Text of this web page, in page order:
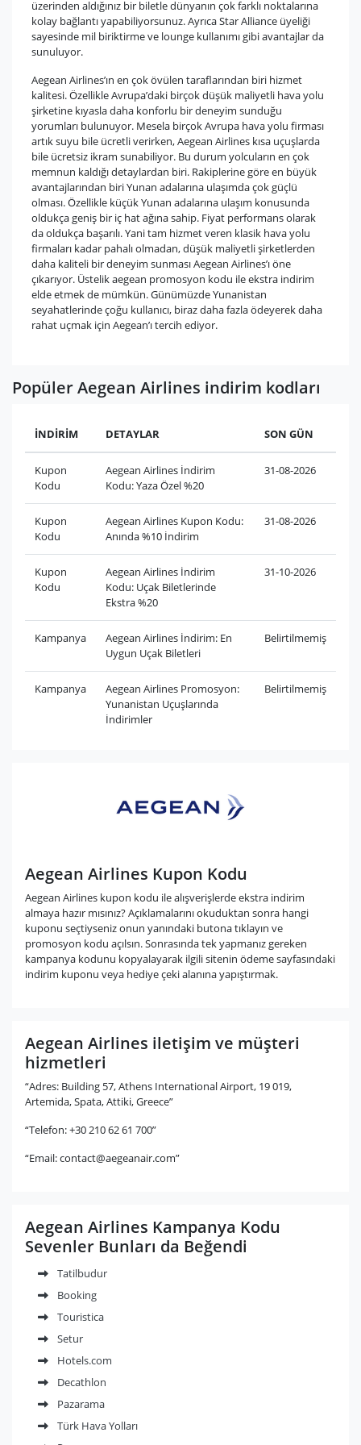
üzerinden aldığınız bir biletle dünyanın çok farklı noktalarına
kolay bağlantı yapabiliyorsunuz. Ayrıca Star Alliance üyeliği
sayesinde mil biriktirme ve lounge kullanımı gibi avantajlar da
sunuluyor.
Aegean Airlines’ın en çok övülen taraflarından biri hizmet
kalitesi. Özellikle Avrupa’daki birçok düşük maliyetli hava yolu
şirketine kıyasla daha konforlu bir deneyim sunduğu
yorumları bulunuyor. Mesela birçok Avrupa hava yolu firması
artık suyu bile ücretli verirken, Aegean Airlines kısa uçuşlarda
bile ücretsiz ikram sunabiliyor. Bu durum yolcuların en çok
memnun kaldığı detaylardan biri. Rakiplerine göre en büyük
avantajlarından biri Yunan adalarına ulaşımda çok güçlü
olması. Özellikle küçük Yunan adalarına ulaşım konusunda
oldukça geniş bir iç hat ağına sahip. Fiyat performans olarak
da oldukça başarılı. Yani tam hizmet veren klasik hava yolu
firmaları kadar pahalı olmadan, düşük maliyetli şirketlerden
daha kaliteli bir deneyim sunması Aegean Airlines’ı öne
çıkarıyor. Üstelik aegean promosyon kodu ile ekstra indirim
elde etmek de mümkün. Günümüzde Yunanistan
seyahatlerinde çoğu kullanıcı, biraz daha fazla ödeyerek daha
rahat uçmak için Aegean’ı tercih ediyor.
Popüler Aegean Airlines indirim kodları
İNDİRİM DETAYLAR SON GÜN
Kupon
Kodu
Aegean Airlines İndirim
Kodu: Yaza Özel %20
31-08-2026
Kupon
Kodu
Aegean Airlines Kupon Kodu:
Anında %10 İndirim
31-08-2026
Kupon
Kodu
Aegean Airlines İndirim
Kodu: Uçak Biletlerinde
Ekstra %20
31-10-2026
Kampanya
Aegean Airlines İndirim: En
Uygun Uçak Biletleri
Belirtilmemiş
Kampanya
Aegean Airlines Promosyon:
Yunanistan Uçuşlarında
İndirimler
Belirtilmemiş
Aegean Airlines Kupon Kodu
Aegean Airlines kupon kodu ile alışverişlerde ekstra indirim
almaya hazır mısınız? Açıklamalarını okuduktan sonra hangi
kuponu seçtiyseniz onun yanındaki butona tıklayın ve
promosyon kodu açılsın. Sonrasında tek yapmanız gereken
kampanya kodunu kopyalayarak ilgili sitenin ödeme sayfasındaki
indirim kuponu veya hediye çeki alanına yapıştırmak.
Aegean Airlines iletişim ve müşteri
hizmetleri
“Adres: Building 57, Athens International Airport, 19 019,
Artemida, Spata, Attiki, Greece”
“Telefon: +30 210 62 61 700”
“Email:contact@aegeanair.com”
Aegean Airlines Kampanya Kodu
Sevenler Bunları da Beğendi
Tatilbudur
Booking
Touristica
Setur
Hotels.com
Decathlon
Pazarama
Türk Hava Yolları